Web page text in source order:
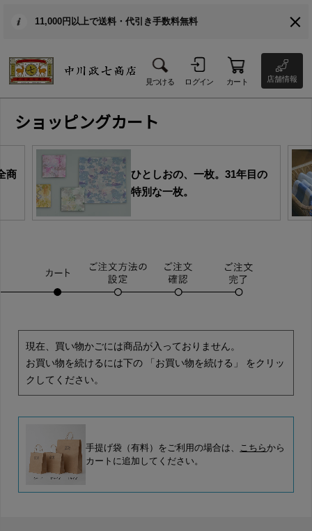
11,000円以上で送料・代引き手数料無料
見つける ログイン カート 店舗情報
ショッピングカート
商
ひとしおの、一枚。31年目の
特別な一枚。
現在、買い物かごには商品が入っておりません。
お買い物を続けるには下の 「お買い物を続ける」 をクリッ
クしてください。
手提げ袋（有料）をご利用の場合は、 こちらから
カートに追加してください。